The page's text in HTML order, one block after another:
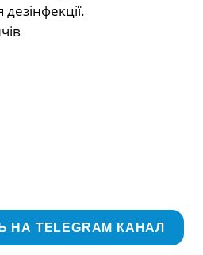
НА TELEGRAM КАНАЛ